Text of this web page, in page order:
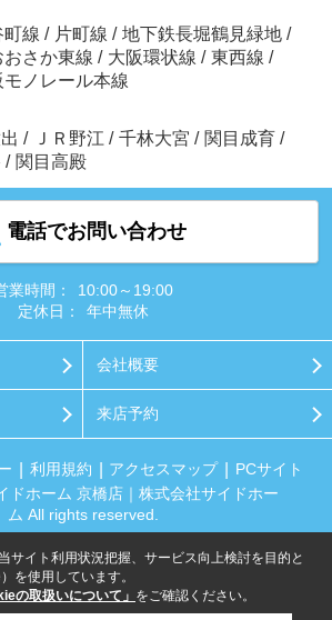
町線 / 片町線 / 地下鉄長堀鶴見緑地 /
おさか東線 / 大阪環状線 / 東西線 /
モノレール本線
/ ＪＲ野江 / 千林大宮 / 関目成育 /
/ 関目高殿
電話でお問い合わせ
業時間：
10:00～19:00
定休日：
年中無休
会社概要
来店予約
利用規約 アクセスマップ
PCサイト
ドホーム 京橋店｜株式会社サイドホー
ム All rights reserved.
サイト利用状況把握、サービス向上検討を目的と
を使用しています。
の取扱いについて」 をご確認ください。